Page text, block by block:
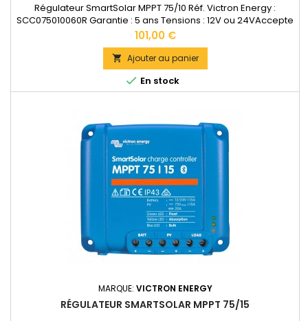
Régulateur SmartSolar MPPT 75/10 Réf. Victron Energy :
SCC075010060R Garantie : 5 ans Tensions : 12V ou 24VAccepte
en 12V jusqu'à 145W de panneaux solaires. Accepte en 24V
jusqu'à 290W de panneaux solaires.Bornes de puissance: 6
mm2 Dimensions : 100 x 113 x 40 mm Poids : 0,5kg
Documentation technique disponible dans les "DOCUMENTS
JOINTS".
Prix
101,00 €
 Ajouter au panier
 En stock
MARQUE: VICTRON ENERGY
RÉGULATEUR SMARTSOLAR MPPT 75/15